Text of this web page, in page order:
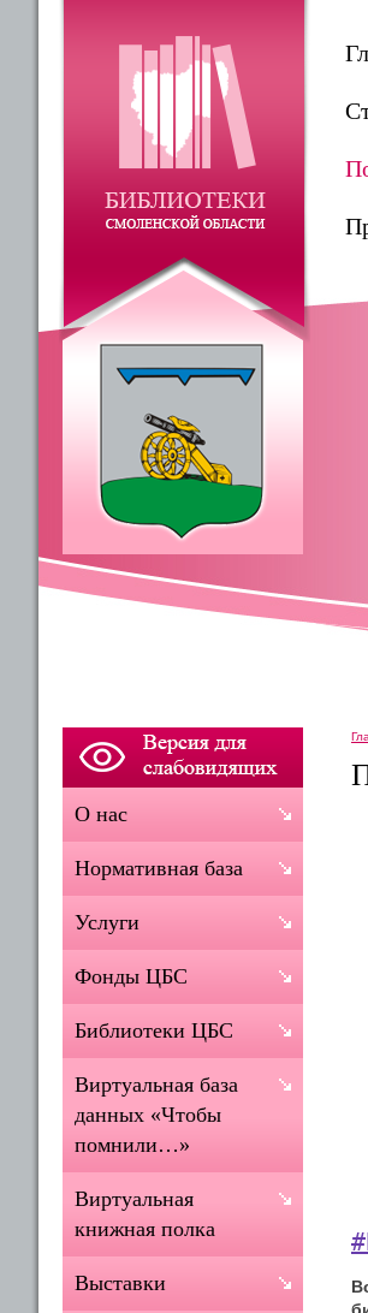
О нас
Нормативная база
Услуги
Фонды ЦБС
Библиотеки ЦБС
Виртуальная база
данных «Чтобы
помнили…»
Виртуальная
книжная полка
Выставки